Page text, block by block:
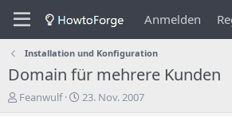
Anmelden
Installation und Konfiguration
Domain für mehrere Kunden
E
Feanwulf
E
23. Nov. 2007